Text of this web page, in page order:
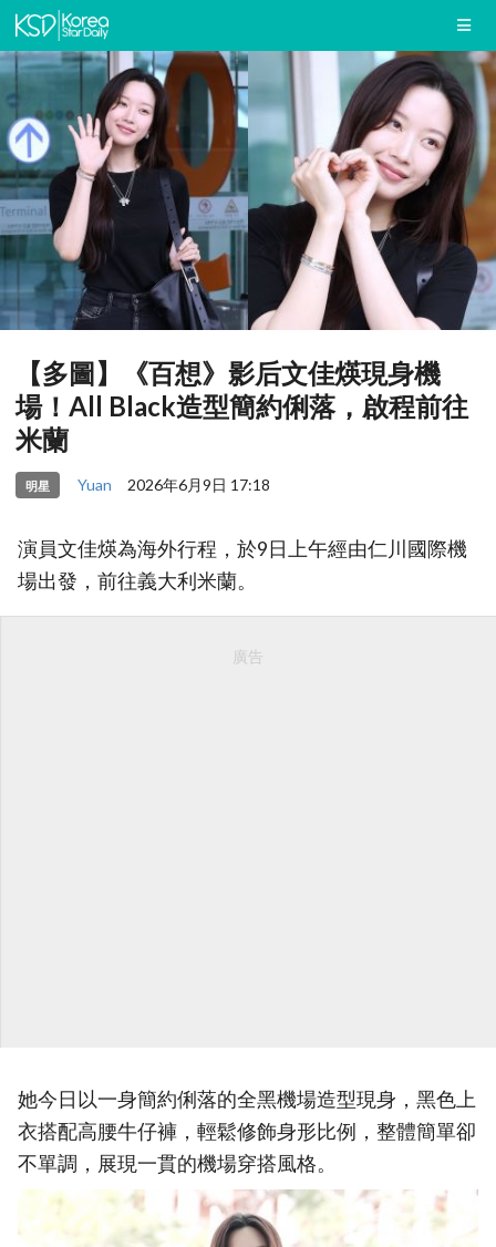
【多圖】《百想》影后文佳煐現身機
場！All Black造型簡約俐落，啟程前往
米蘭
明星 Yuan 2026年6月9日 17:18
演員文佳煐為海外行程，於9日上午經由仁川國際機
場出發，前往義大利米蘭。
廣告
她今日以一身簡約俐落的全黑機場造型現身，黑色上
衣搭配高腰牛仔褲，輕鬆修飾身形比例，整體簡單卻
不單調，展現一貫的機場穿搭風格。